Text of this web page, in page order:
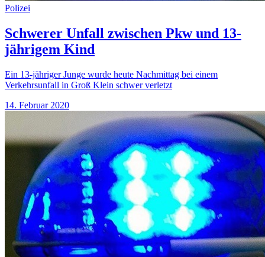
Polizei
Schwerer Unfall zwischen Pkw und 13-
jährigem Kind
Ein 13-jähriger Junge wurde heute Nachmittag bei einem
Verkehrsunfall in Groß Klein schwer verletzt
14. Februar 2020